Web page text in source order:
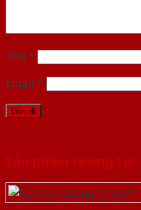
Tên *
Email *
Sản phẩm tương tự